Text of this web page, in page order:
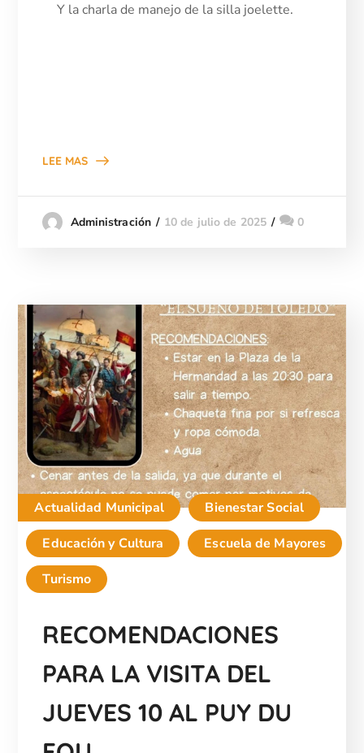
Y la charla de manejo de la silla joelette.
LEE MAS
Administración 10 de julio de 2025 0
Actualidad Municipal
Bienestar Social
Educación y Cultura
Escuela de Mayores
Turismo
RECOMENDACIONES
PARA LA VISITA DEL
JUEVES 10 AL PUY DU